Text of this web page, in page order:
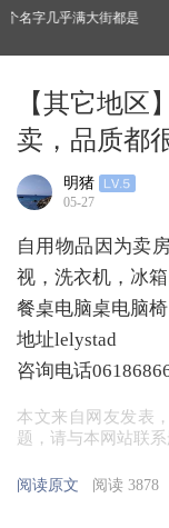
街都是
【其它地区
卖，品质都
明猪
05-27
自用物品因为卖
视，洗衣机，冰
餐桌电脑桌电脑椅
地址lelystad
咨询电话
本文来自网友发表
题，请与本网站联系
阅读原文 阅读 3878